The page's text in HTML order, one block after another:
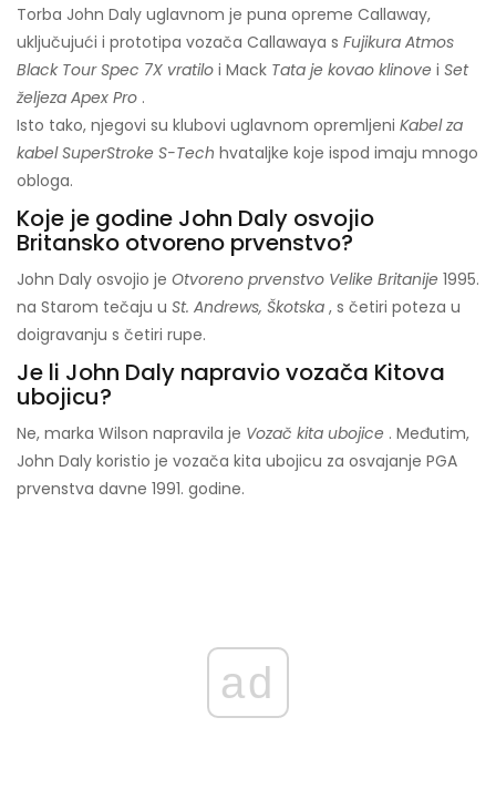
Torba John Daly uglavnom je puna opreme Callaway,
uključujući i prototipa vozača Callawaya s Fujikura Atmos
Black Tour Spec 7X vratilo i Mack Tata je kovao klinove i Set
željeza Apex Pro .
Isto tako, njegovi su klubovi uglavnom opremljeni Kabel za
kabel SuperStroke S-Tech hvataljke koje ispod imaju mnogo
obloga.
Koje je godine John Daly osvojio
Britansko otvoreno prvenstvo?
John Daly osvojio je Otvoreno prvenstvo Velike Britanije 1995.
na Starom tečaju u St. Andrews, Škotska , s četiri poteza u
doigravanju s četiri rupe.
Je li John Daly napravio vozača Kitova
ubojicu?
Ne, marka Wilson napravila je Vozač kita ubojice . Međutim,
John Daly koristio je vozača kita ubojicu za osvajanje PGA
prvenstva davne 1991. godine.
ad